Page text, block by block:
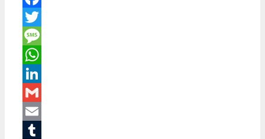
Facebook
Twitter
Message
WhatsApp
LinkedIn
Gmail
Email